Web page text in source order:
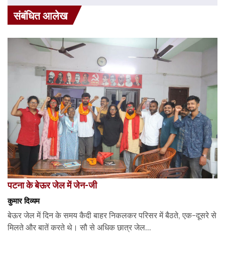
संबंधित आलेख
पटना के बेऊर जेल में जेन-जी
कुमार दिव्यम
बेऊर जेल में दिन के समय कैदी बाहर निकलकर परिसर में बैठते, एक-दूसरे से
मिलते और बातें करते थे। सौ से अधिक छात्र जेल...